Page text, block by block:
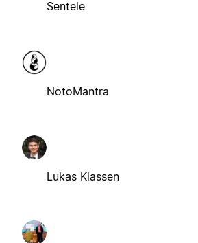
Sentele
NotoMantra
Lukas Klassen